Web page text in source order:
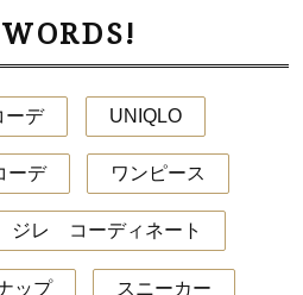
ーデ UNIQLO
ーデ ワンピース
ジレ コーディネート
ップ スニーカー